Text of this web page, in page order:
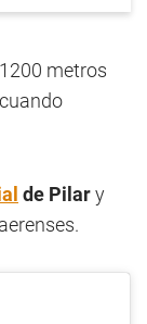
metros
de Pilary